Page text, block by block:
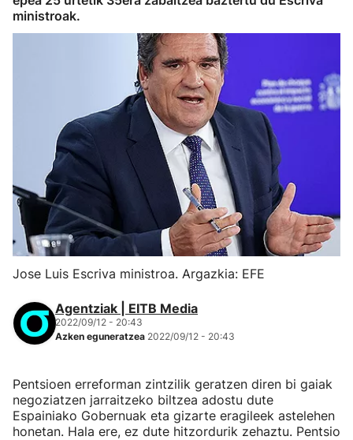
ministroak.
Jose Luis Escriva ministroa. Argazkia: EFE
Agentziak | EITB Media
2022/09/12 - 20:43
Azken eguneratzea 2022/09/12 - 20:43
Pentsioen erreforman zintzilik geratzen diren bi gaiak
negoziatzen jarraitzeko biltzea adostu dute
Espainiako Gobernuak eta gizarte eragileek astelehen
honetan. Hala ere, ez dute hitzordurik zehaztu. Pentsio